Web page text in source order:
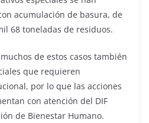
acumulación de basura, de
68 toneladas de residuos.
de estos casos también
que requieren
por lo que las acciones
con atención del DIF
de Bienestar Humano.